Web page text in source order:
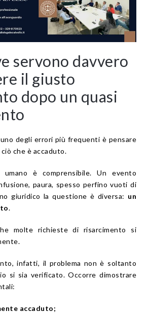
servono davvero
il giusto
dopo un quasi
degli errori più frequenti è pensare
che è accaduto.
è comprensibile. Un evento
paura, spesso perfino vuoti di
giuridico la questione è diversa: un
.
molte richieste di risarcimento si
infatti, il problema non è soltanto
si sia verificato. Occorre dimostrare
accaduto;